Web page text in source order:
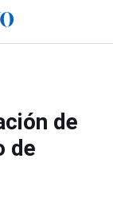
de
de